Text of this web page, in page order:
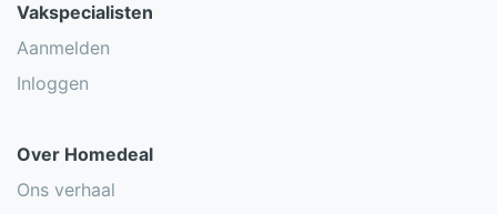
Vakspecialisten
Aanmelden
Inloggen
Over Homedeal
Ons verhaal